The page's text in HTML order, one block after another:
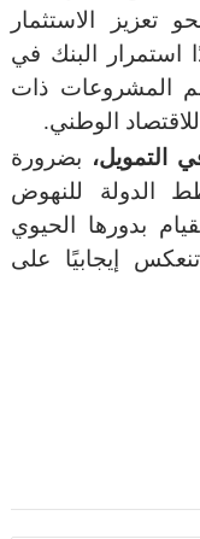
تعزيز الاستثمار
استمرار البنك في
المشروعات ذات
الوطني.
التمويل، بضرورة
الدولة للنهوض
بدورها الحيوي
إيجابيًا على